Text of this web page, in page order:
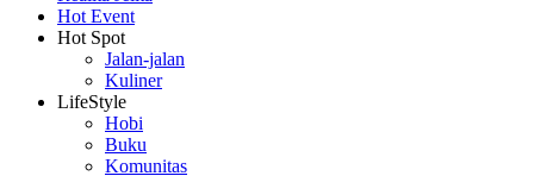
Hot Event
Hot Spot
Jalan-jalan
Kuliner
LifeStyle
Hobi
Buku
Komunitas